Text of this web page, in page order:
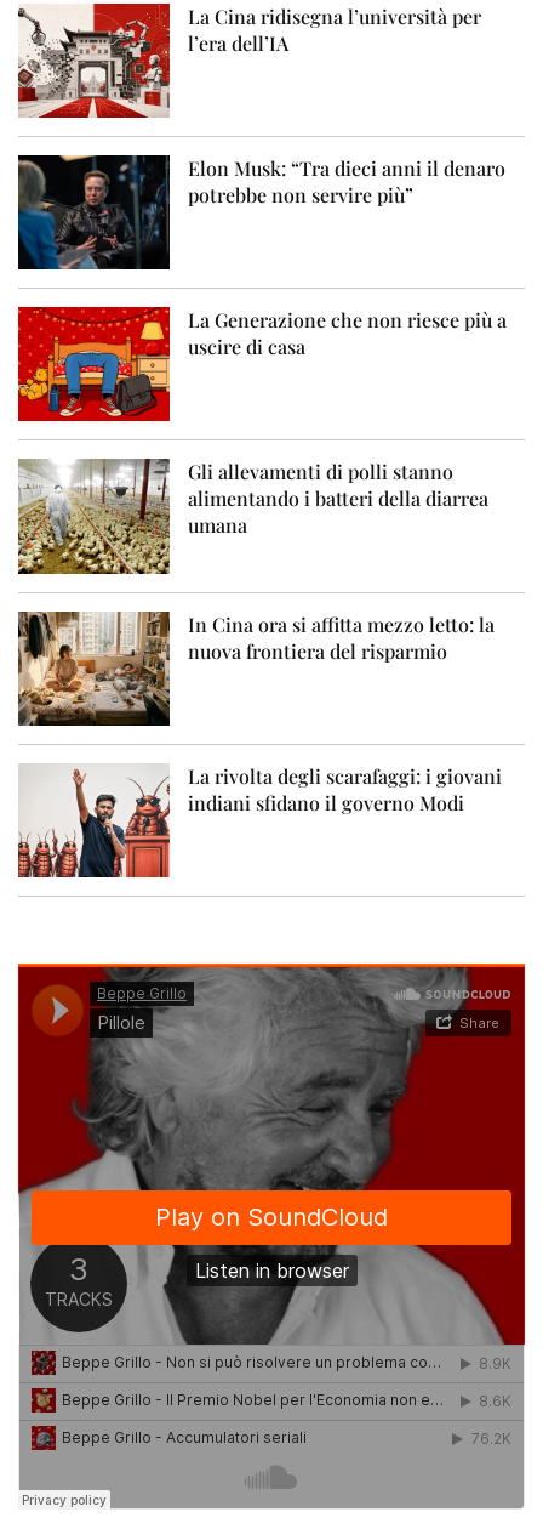
La Cina ridisegna l’università per
l’era dell’IA
Elon Musk: “Tra dieci anni il denaro
potrebbe non servire più”
La Generazione che non riesce più a
uscire di casa
Gli allevamenti di polli stanno
alimentando i batteri della diarrea
umana
In Cina ora si affitta mezzo letto: la
nuova frontiera del risparmio
La rivolta degli scarafaggi: i giovani
indiani sfidano il governo Modi